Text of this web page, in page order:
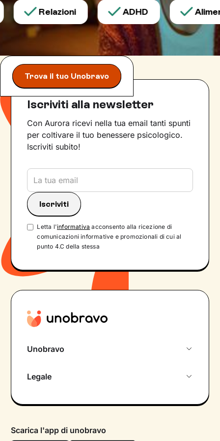
Relazioni ADHD
Trova il tuo Unobravo
Iscriviti alla newsletter
Con Aurora ricevi nella tua email tanti spunti
per coltivare il tuo benessere psicologico.
Iscriviti subito!
Letta l'informativa acconsento alla ricezione di
comunicazioni informative e promozionali di cui al
punto 4.C della stessa
Unobravo
Psicologo in chat
Legale
Termini e condizioni
Scarica l'app di unobravo